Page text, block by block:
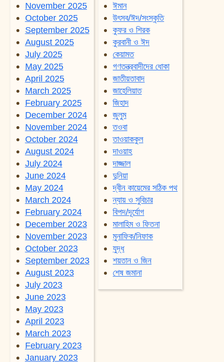
November 2025
October 2025
September 2025
August 2025
July 2025
May 2025
April 2025
March 2025
February 2025
December 2024
November 2024
October 2024
August 2024
July 2024
June 2024
May 2024
March 2024
February 2024
December 2023
November 2023
October 2023
September 2023
August 2023
July 2023
June 2023
May 2023
April 2023
March 2023
February 2023
January 2023
ঈমান
উৎসব/ঈদ/সংস্কৃতি
কুফর ও শিরক
কুরবানী ও ঈদ
কেয়ামত
গণতন্ত্রবাদীদের ধোকা
জাতীয়তাবাদ
জাহেলিয়াত
জিহাদ
জুলুম
তওবা
তাওয়াককুল
দাওয়াহ
দাজ্জাল
দুনিয়া
দ্বীন কায়েমের সঠিক পথ
ন্যায় ও সুবিচার
বিপদ/দূর্যোগ
মালাহিম ও ফিতনা
মুনাফিক/নিফাক
যুদ্ধ
শয়তান ও জিন
শেষ জমানা